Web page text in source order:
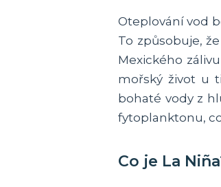
Oteplování vod
To způsobuje,
Mexického
mořský život u
bohaté vody z
fytoplanktonu,
Co je La